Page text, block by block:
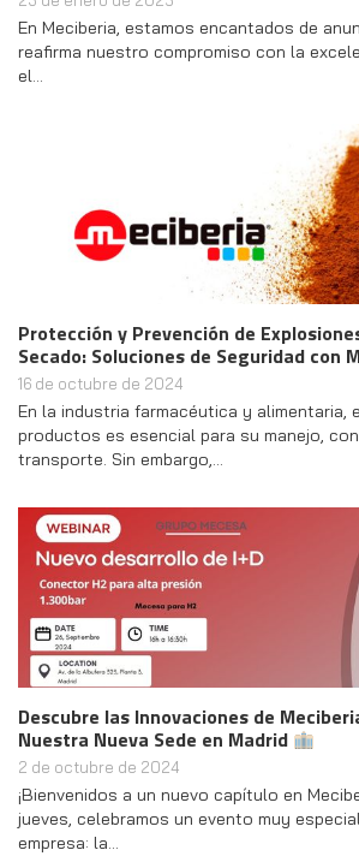
En Meciberia, estamos encantados de
reafirma nuestro compromiso con la
el…
Protección y Prevención de
Secado: Soluciones de Seguridad con
16 de octubre de 2024
En la industria farmacéutica y alimentaria,
productos es esencial para su manejo,
transporte. Sin embargo,…
Descubre las Innovaciones de
Nuestra Nueva Sede en Madrid
2 de octubre de 2024
¡Bienvenidos a un nuevo capítulo en
jueves, celebramos un evento muy
empresa: la…